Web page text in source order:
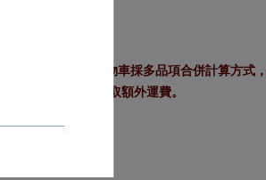
貨」服務。 因購物車採多品項合併計算方式
拆單作業將會收取額外運費。